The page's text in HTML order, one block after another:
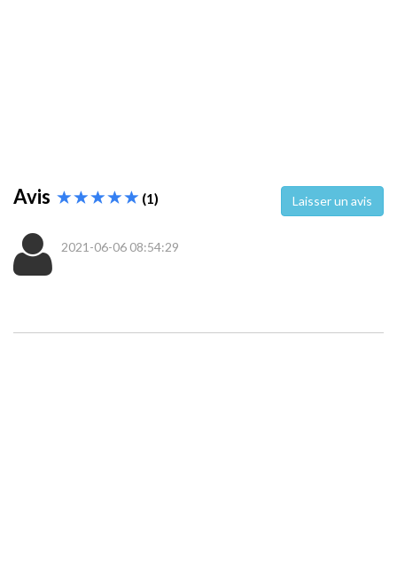
Avis (1) Laisser un avis
2021-06-06 08:54:29